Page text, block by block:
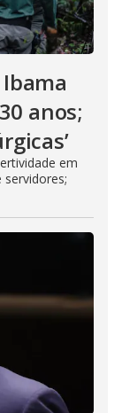
anos;
em